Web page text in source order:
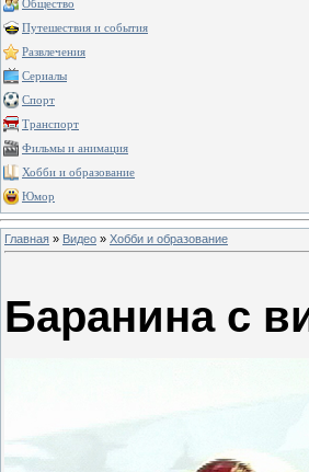
Общество
Путешествия и события
Развлечения
Сериалы
Спорт
Транспорт
Фильмы и анимация
Хобби и образование
Юмор
Главная » Видео » Хобби и образование
Баранина с